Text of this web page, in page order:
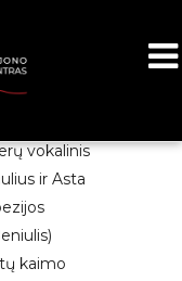
vokalinis
ir Asta
kaimo